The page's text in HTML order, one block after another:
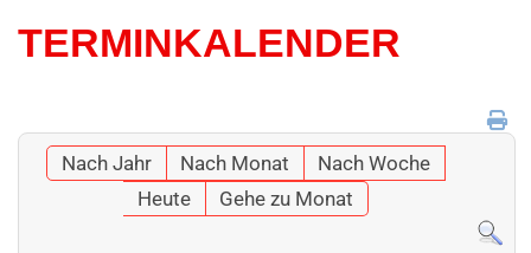
TERMINKALENDER
Nach Jahr Nach Monat
Nach Woche
Heute
Gehe zu Monat